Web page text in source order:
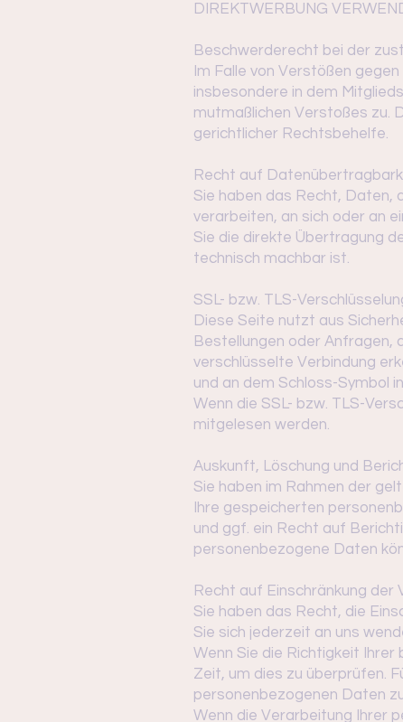
DIREKTWERBUNG
Beschwerde­recht bei der
Im Falle von Verstößen
insbesondere in dem
mutmaßlichen Verstoßes zu.
gerichtlicher Rechtsbehelfe.
Recht auf
Sie haben das Recht, Daten,
verarbeiten, an sich oder an
Sie die direkte Übertragung
technisch machbar ist.
SSL- bzw. TLS-
Diese Seite nutzt aus
Bestellungen oder Anfragen,
verschlüsselte Verbindung
und an dem Schloss-Symbol
Wenn die SSL- bzw. TLS-
mitgelesen werden.
Auskunft, Löschung und
Sie haben im Rahmen der
Ihre gespeicherten
und ggf. ein Recht auf
personenbezogene Daten
Recht auf Einschränkung der
Sie haben das Recht, die
Sie sich jederzeit an uns
Wenn Sie die Richtigkeit
Zeit, um dies zu überprüfen.
personenbezogenen Daten
Wenn die Verarbeitung Ihrer